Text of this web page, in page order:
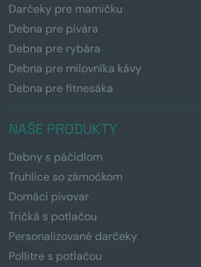
Darčeky pre mamičku
Debna pre pivára
Debna pre rybára
Debna pre milovníka kávy
Debna pre fitnesáka
NAŠE PRODUKTY
Debny s páčidlom
Truhlice so zámočkom
Domáci pivovar
Tričká s potlačou
Personalizované darčeky
Pollitre s potlačou